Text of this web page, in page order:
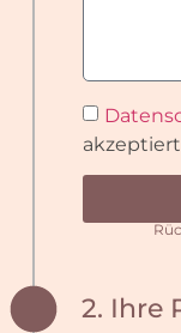
2. Ihre